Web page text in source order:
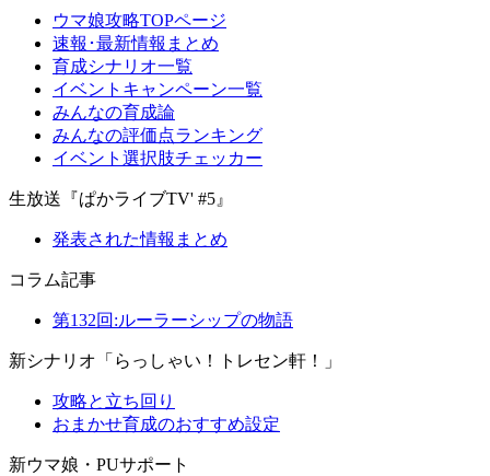
ウマ娘攻略TOPページ
速報･最新情報まとめ
育成シナリオ一覧
イベントキャンペーン一覧
みんなの育成論
みんなの評価点ランキング
イベント選択肢チェッカー
生放送『ぱかライブTV' #5』
発表された情報まとめ
コラム記事
第132回:ルーラーシップの物語
新シナリオ「らっしゃい！トレセン軒！」
攻略と立ち回り
おまかせ育成のおすすめ設定
新ウマ娘・PUサポート